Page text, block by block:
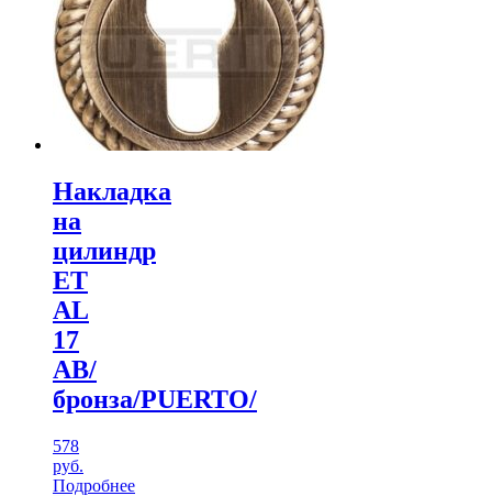
Накладка
на
цилиндр
ЕТ
AL
17
АВ/
бронза/PUERTO/
578
руб.
Подробнее